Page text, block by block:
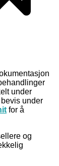
under
under
for å
og